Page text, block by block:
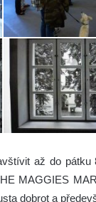
až do
MAGGIES
dobrot a